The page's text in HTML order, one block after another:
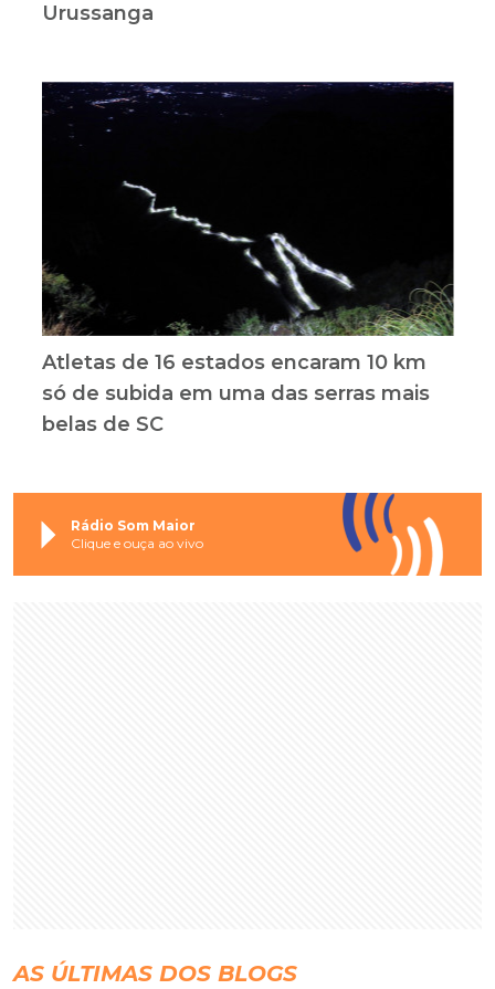
Urussanga
Atletas de 16 estados encaram 10 km
só de subida em uma das serras mais
belas de SC
Rádio Som Maior
Clique e ouça ao vivo
AS ÚLTIMAS DOS BLOGS